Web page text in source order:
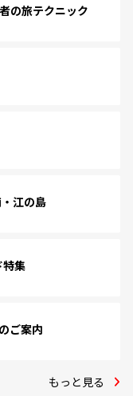
の旅テクニック
江の島
特集
ご案内
もっと見る